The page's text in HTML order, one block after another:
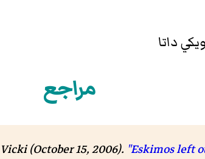
داتا
مراجع
(October 15, 2006). "Eskimos left